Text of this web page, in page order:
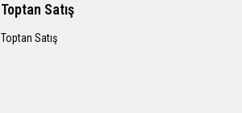
Toptan Satış
Toptan Satış